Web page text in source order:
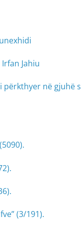
Jahiu
në gjuhë
(3/191).